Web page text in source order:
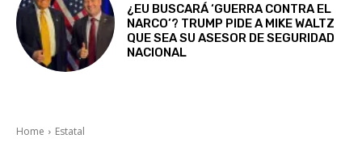
¿EU BUSCARÁ ‘GUERRA CONTRA EL
NARCO’? TRUMP PIDE A MIKE WALTZ
QUE SEA SU ASESOR DE SEGURIDAD
NACIONAL